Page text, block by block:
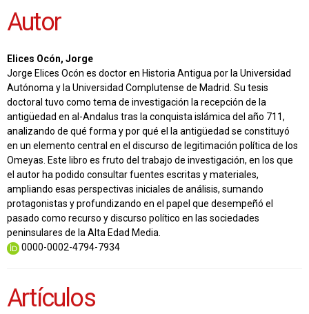
Autor
Elices Ocón, Jorge
Jorge Elices Ocón es doctor en Historia Antigua por la Universidad
Autónoma y la Universidad Complutense de Madrid. Su tesis
doctoral tuvo como tema de investigación la recepción de la
antigüedad en al-Andalus tras la conquista islámica del año 711,
analizando de qué forma y por qué el la antigüedad se constituyó
en un elemento central en el discurso de legitimación política de los
Omeyas. Este libro es fruto del trabajo de investigación, en los que
el autor ha podido consultar fuentes escritas y materiales,
ampliando esas perspectivas iniciales de análisis, sumando
protagonistas y profundizando en el papel que desempeñó el
pasado como recurso y discurso político en las sociedades
peninsulares de la Alta Edad Media.
0000-0002-4794-7934
Artículos